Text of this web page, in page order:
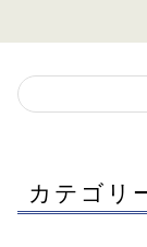
カテゴリ